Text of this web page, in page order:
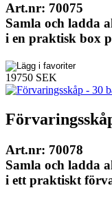
Art.nr: 70075
Samla och ladda
i en praktisk box
19750 SEK
Art.nr: 70078
Samla och ladda
i ett praktiskt